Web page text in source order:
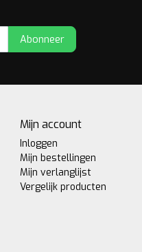
Abonneer
Mijn account
Inloggen
Mijn bestellingen
Mijn verlanglijst
Vergelijk producten